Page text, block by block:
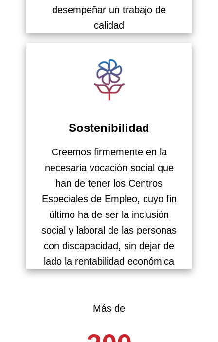
desempeñar un trabajo de
calidad
Sostenibilidad
Creemos firmemente en la
necesaria vocación social que
han de tener los Centros
Especiales de Empleo, cuyo fin
último ha de ser la inclusión
social y laboral de las personas
con discapacidad, sin dejar de
lado la rentabilidad económica
Más de